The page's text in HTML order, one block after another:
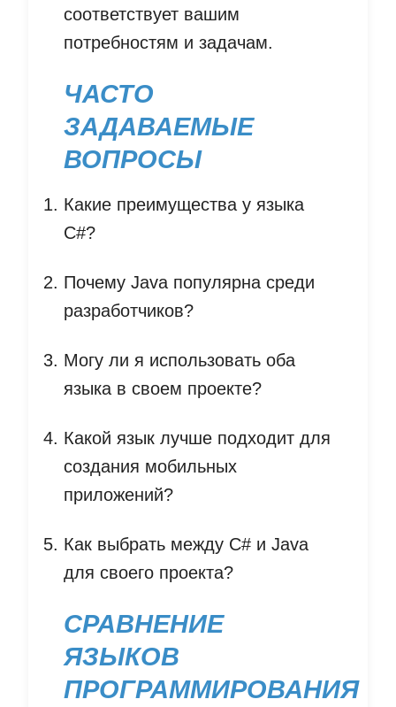
соответствует вашим
потребностям и задачам.
ЧАСТО
ЗАДАВАЕМЫЕ
ВОПРОСЫ
Какие преимущества у языка
C#?
Почему Java популярна среди
разработчиков?
Могу ли я использовать оба
языка в своем проекте?
Какой язык лучше подходит для
создания мобильных
приложений?
Как выбрать между C# и Java
для своего проекта?
СРАВНЕНИЕ
ЯЗЫКОВ
ПРОГРАММИРОВАНИЯ